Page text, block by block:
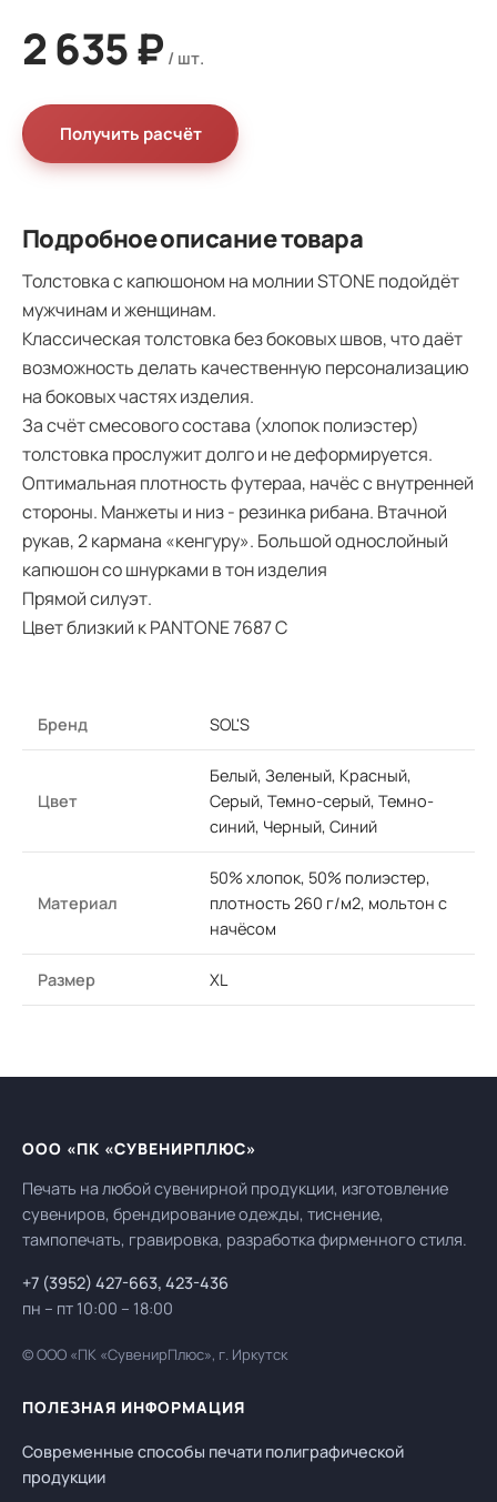
2 635 ₽
Получить расчёт
Подробное описание товара
Толстовка с капюшоном на молнии STONE подойдёт
мужчинам и женщинам.
Классическая толстовка без боковых швов, что даёт
возможность делать качественную персонализацию
на боковых частях изделия.
За счёт смесового состава (хлопок полиэстер)
толстовка прослужит долго и не деформируется.
Оптимальная плотность футераа, начёс с внутренней
стороны. Манжеты и низ - резинка рибана. Втачной
рукав, 2 кармана «кенгуру». Большой однослойный
капюшон со шнурками в тон изделия
Прямой силуэт.
Цвет близкий к PANTONE 7687 С
Бренд SOL'S
Цвет
Белый, Зеленый, Красный,
Серый, Темно-серый, Темно-
синий, Черный, Синий
Материал
50% хлопок, 50% полиэстер,
плотность 260 г/м2, мольтон с
начёсом
Размер XL
ООО «ПК «СУВЕНИРПЛЮС»
Печать на любой сувенирной продукции, изготовление
сувениров, брендирование одежды, тиснение,
тампопечать, гравировка, разработка фирменного стиля.
+7 (3952) 427-663, 423-436
пн – пт 10:00 – 18:00
© ООО «ПК «СувенирПлюс», г. Иркутск
ПОЛЕЗНАЯ ИНФОРМАЦИЯ
Современные способы печати полиграфической
продукции